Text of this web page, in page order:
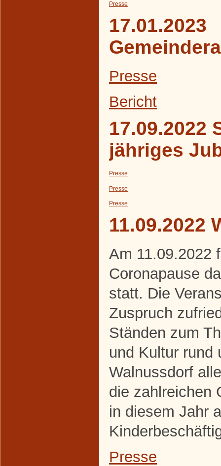
Presse
17.01.2023
Presse
Bericht
17.09.2022
jähriges
Presse
Presse
Presse
11.09.2022
Am 11.09.2022
Coronapause
statt. Die
Zuspruch
Ständen zum
und Kultur rund
Walnussdorf
die zahlreichen
in diesem Jahr
Presse